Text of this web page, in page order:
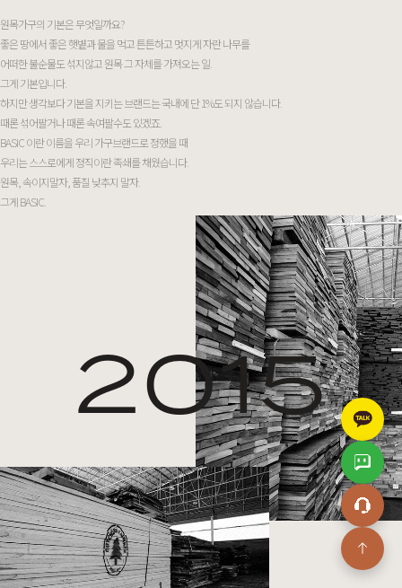
2015
원목가구의 기본은 무엇일까요?
좋은 땅에서 좋은 햇볕과 물을 먹고 튼튼하고 멋지게 자란 나무를
어떠한 불순물도 섞지않고 원목 그 자체를 가져오는 일.
그게 기본입니다.
하지만 생각보다 기본을 지키는 브랜드는 국내에 단 1%도 되지 않습니다.
때론 섞어팔거나 때론 속여팔수도 있겠죠.
BASIC 이란 이름을 우리 가구브랜드로 정했을 때
우리는 스스로에게 정직이란 족쇄를 채웠습니다.
원목, 속이지말자, 품질 낮추지 말자.
그게 BASIC.